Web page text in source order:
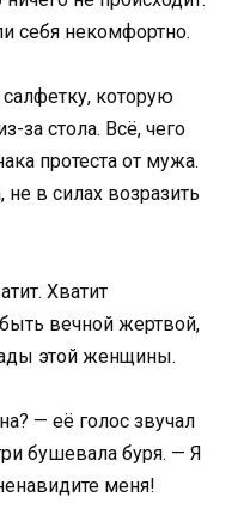
себя некомфортно.
которую
за стола. Всё, чего
протеста от мужа.
не в силах возразить
Хватит
вечной жертвой,
этой женщины.
— её голос звучал
бушевала буря. — Я
меня!